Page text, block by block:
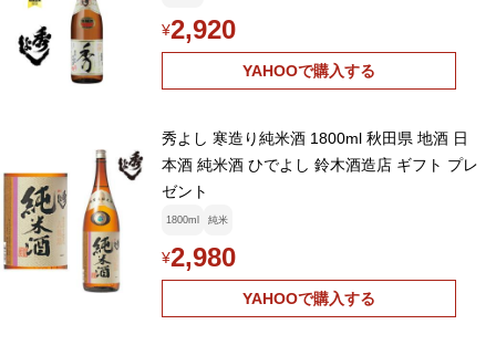
¥2,920
YAHOOで購入する
秀よし 寒造り純米酒 1800ml 秋田県 地酒 日
本酒 純米酒 ひでよし 鈴木酒造店 ギフト プレ
ゼント
1800ml 純米
¥2,980
YAHOOで購入する